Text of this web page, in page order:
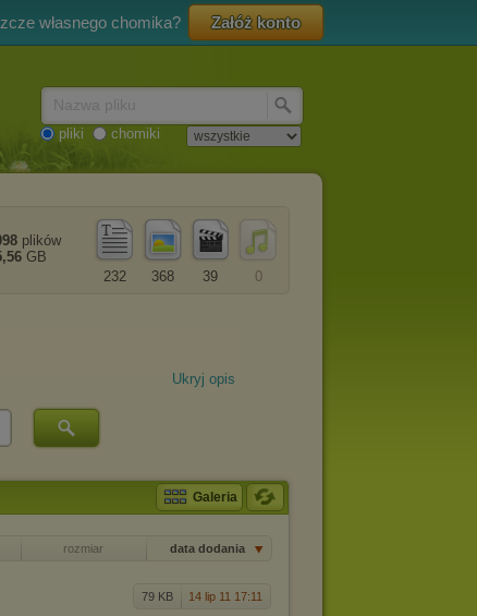
własnego chomika? Załóż konto
pliki chomiki
0
39
368
232
plików
GB
Ukryj opis
Galeria
rozmiar data dodania
79 KB 14 lip 11 17:11